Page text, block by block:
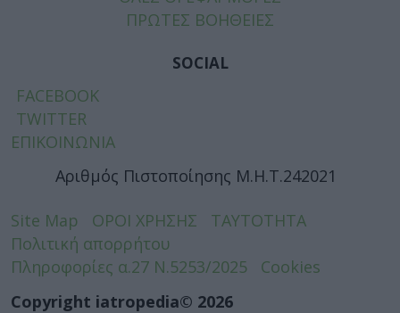
ΠΡΩΤΕΣ ΒΟΗΘΕΙΕΣ
SOCIAL
FACEBOOK
TWITTER
ΕΠΙΚΟΙΝΩΝΙΑ
Αριθμός Πιστοποίησης Μ.Η.Τ.242021
Site Map ΟΡΟΙ ΧΡΗΣΗΣ
ΤΑΥΤΟΤΗΤΑ
Πολιτική απορρήτου
Πληροφορίες α.27 Ν.5253/2025
Cookies
Copyright iatropedia© 2026